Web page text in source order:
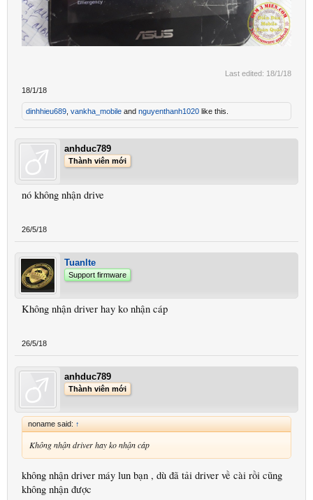
Last edited: 18/1/18
18/1/18
dinhhieu689 vankha_mobile and nguyenthanh1020 like this.
anhduc789
Thành viên mới
nó không nhận drive
26/5/18
Tuanlte
Support firmware
Không nhận driver hay ko nhận cáp
26/5/18
anhduc789
Thành viên mới
noname said: ↑
Không nhận driver hay ko nhận cáp
không nhận driver máy lun bạn , dù đã tải driver về cài rồi cũng
không nhận được